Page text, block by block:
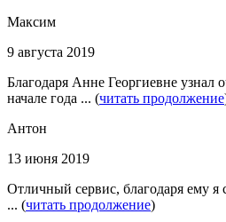
Максим
9 августа 2019
Благодаря Анне Георгиевне узнал
начале года ... (читать продолжение
Антон
13 июня 2019
Отличный сервис, благодаря ему я
... (читать продолжение)